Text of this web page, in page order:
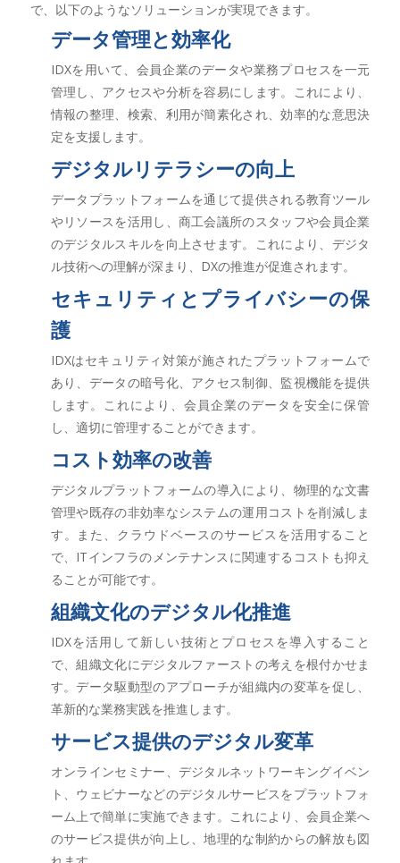
で、以下のようなソリューションが実現できます。
データ管理と効率化
IDXを用いて、会員企業のデータや業務プロセスを一元
管理し、アクセスや分析を容易にします。これにより、
情報の整理、検索、利用が簡素化され、効率的な意思決
定を支援します。
デジタルリテラシーの向上
データプラットフォームを通じて提供される教育ツール
やリソースを活用し、商工会議所のスタッフや会員企業
のデジタルスキルを向上させます。これにより、デジタ
ル技術への理解が深まり、DXの推進が促進されます。
セキュリティとプライバシーの保
護
IDXはセキュリティ対策が施されたプラットフォームで
あり、データの暗号化、アクセス制御、監視機能を提供
します。これにより、会員企業のデータを安全に保管
し、適切に管理することができます。
コスト効率の改善
デジタルプラットフォームの導入により、物理的な文書
管理や既存の非効率なシステムの運用コストを削減しま
す。また、クラウドベースのサービスを活用すること
で、ITインフラのメンテナンスに関連するコストも抑え
ることが可能です。
組織文化のデジタル化推進
IDXを活用して新しい技術とプロセスを導入すること
で、組織文化にデジタルファーストの考えを根付かせま
す。データ駆動型のアプローチが組織内の変革を促し、
革新的な業務実践を推進します。
サービス提供のデジタル変革
オンラインセミナー、デジタルネットワーキングイベン
ト、ウェビナーなどのデジタルサービスをプラットフォ
ーム上で簡単に実施できます。これにより、会員企業へ
のサービス提供が向上し、地理的な制約からの解放も図